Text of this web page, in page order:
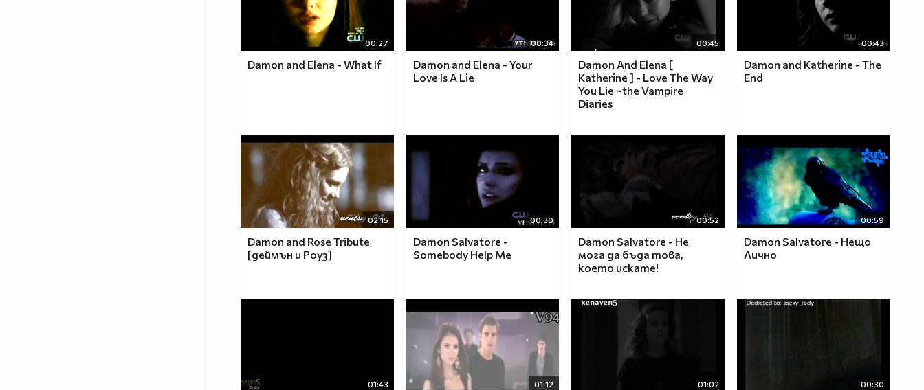
00:27
Damon and Elena - What If
00:34
Damon and Elena - Your
Love Is A Lie
00:45
Damon And Elena [
Katherine ] - Love The Way
You Lie ~the Vampire
Diaries
00:43
Damon and Katherine - The
End
02:15
Damon and Rose Tribute
[деймън и Роуз]
00:30
Damon Salvatore -
Somebody Help Me
00:52
Damon Salvatore - Не
мога да бъда това,
което искате!
00:59
Damon Salvatore - Нещо
Лично
01:43 01:12 01:02 00:30